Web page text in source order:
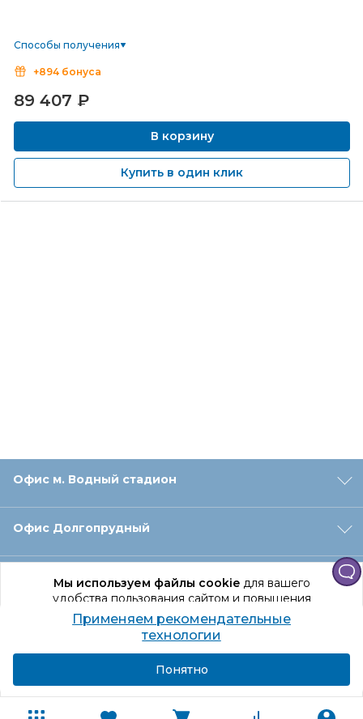
Мы используем файлы cookieдля вашего
удобства пользования сайтом и повышения
качества рекомендаций.
Продолжая использование сайта, вы даете
согласие на обработку персональных данных
Способы получения
+894 бонуса
89 407 ₽
В корзину
Купить в один клик
Офис м. Водный стадион
Офис Долгопрудный
Офис Санкт‑Петербург
Оформление заказа
Применяем рекомендательные
технологии
Понятно